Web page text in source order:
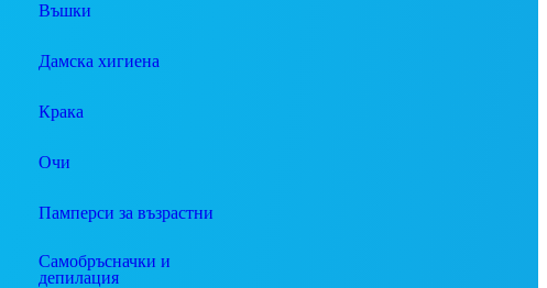
Въшки
Дамска хигиена
Крака
Очи
Памперси за възрастни
Самобръсначки и
депилация